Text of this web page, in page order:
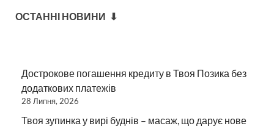
ОСТАННІ НОВИНИ ⬇
Дострокове погашення кредиту в Твоя Позика без
додаткових платежів
28 Липня, 2026
Твоя зупинка у вирі буднів – масаж, що дарує нове